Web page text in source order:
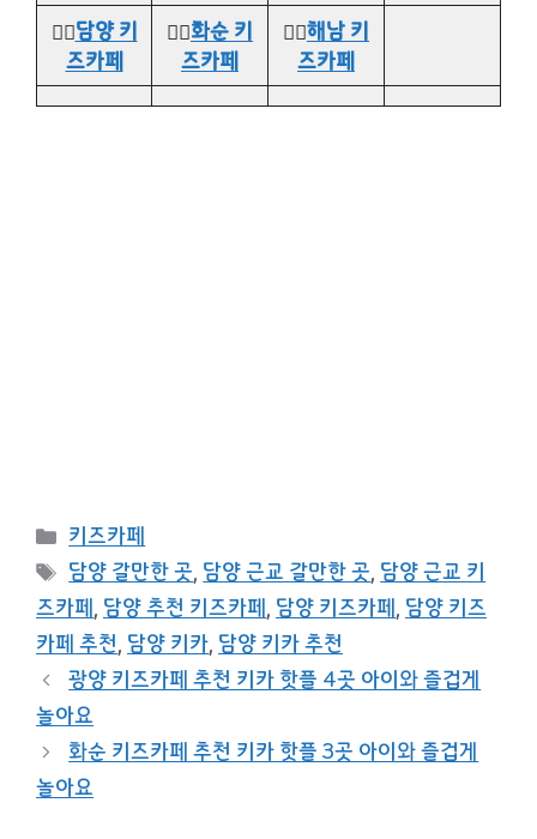
👉🏻담양 키
즈카페
👉🏻화순 키
즈카페
👉🏻해남 키
즈카페
카
테
고
리
키즈카페
태
그
담양 갈만한 곳, 담양 근교 갈만한 곳, 담양 근교 키
즈카페, 담양 추천 키즈카페, 담양 키즈카페, 담양 키즈
카페 추천, 담양 키카, 담양 키카 추천
광양 키즈카페 추천 키카 핫플 4곳 아이와 즐겁게
놀아요
화순 키즈카페 추천 키카 핫플 3곳 아이와 즐겁게
놀아요